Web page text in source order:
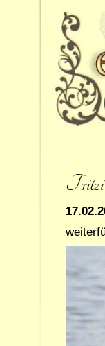
Fritzi